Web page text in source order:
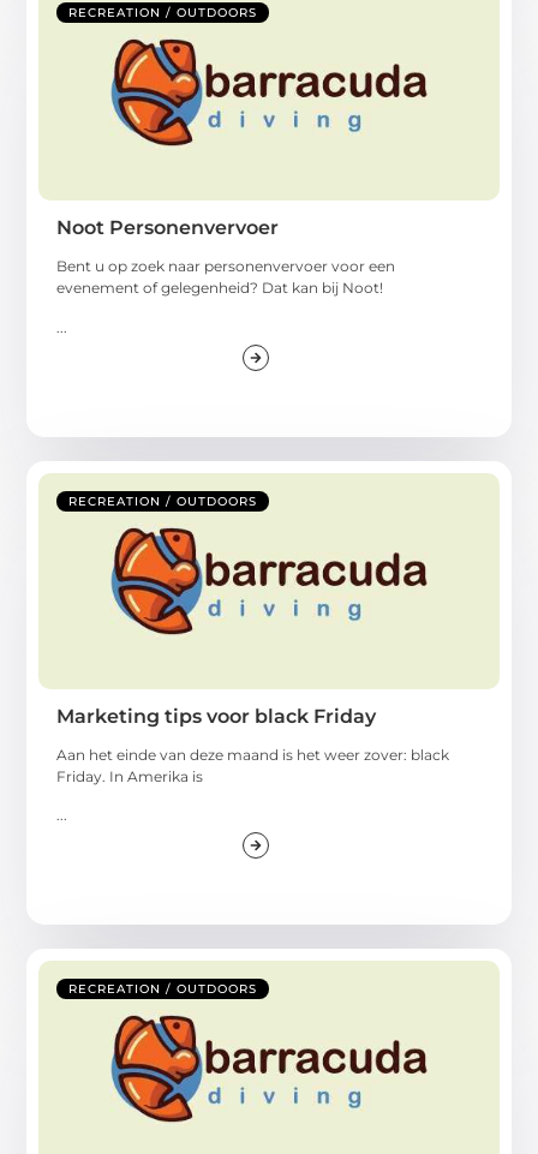
RECREATION / OUTDOORS
Noot Personenvervoer
Bent u op zoek naar personenvervoer voor een
evenement of gelegenheid? Dat kan bij Noot!
RECREATION / OUTDOORS
Marketing tips voor black Friday
Aan het einde van deze maand is het weer zover: black
Friday. In Amerika is
...
RECREATION / OUTDOORS